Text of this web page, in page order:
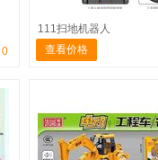
0
111扫地机器人
查看价格